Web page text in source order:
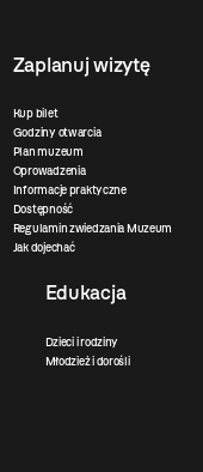
Zaplanuj wizytę
Kup bilet
Godziny otwarcia
Plan muzeum
Oprowadzenia
Informacje praktyczne
Dostępność
Regulamin zwiedzania Muzeum
Jak dojechać
Edukacja
Dzieci i rodziny
Młodzież i dorośli